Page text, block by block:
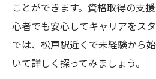
ことができます。資格取得の支
心者でも安心してキャリアをス
では、松戸駅近くで未経験から
いて詳しく探ってみましょう。